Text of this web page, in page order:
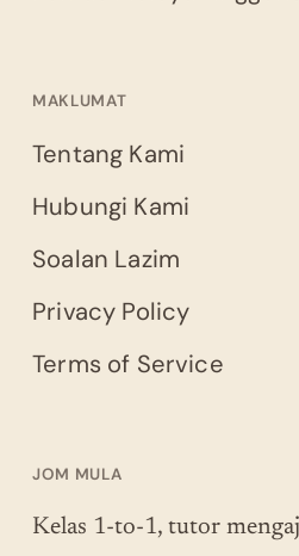
MAKLUMAT
Tentang Kami
Hubungi Kami
Soalan Lazim
Privacy Policy
Terms of Service
JOM MULA
Kelas 1-to-1, tutor